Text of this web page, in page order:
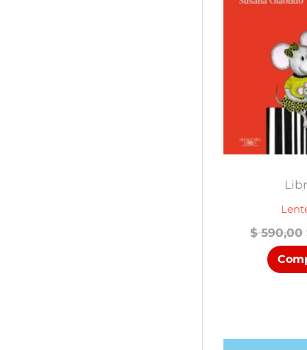
$590,00